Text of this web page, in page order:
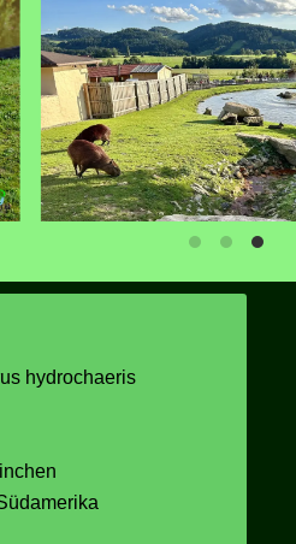
hydrochaeris